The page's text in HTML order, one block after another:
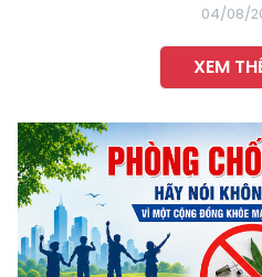
04/08/
XEM